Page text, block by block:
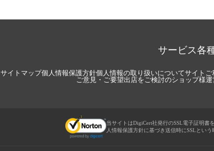
サービス各
サイトマップ個人情報保護方針個人情報の取り扱いについてサイトご
ご意見・ご要望出店をご検討のショップ様運
当サイトはDigiCert社発行のSSL電子証明書
人情報保護方針に基づき送信時にSSLという